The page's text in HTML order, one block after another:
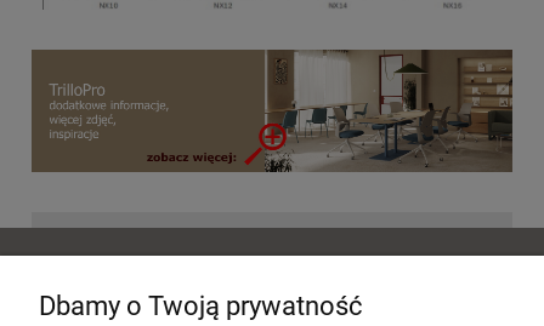
Dbamy o Twoją prywatność